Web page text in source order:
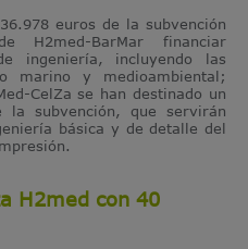
euros de la subvención
H2med-BarMar financiar
ingeniería, incluyendo las
marino y medioambiental;
CelZa se han destinado un
subvención, que servirán
básica y de detalle del
H2med con 40